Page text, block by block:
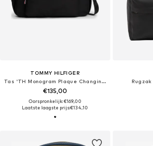
TOMMY HILFIGER
Tas 'TH Monogram Plaque Changing'
€135,00
Oorspronkelijk: €169,00
Laatste laagste prijs:€134,10